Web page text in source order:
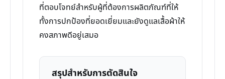
ที่ตอบโจทย์สำหรับผู้ที่ต้องการผลิตภัณฑ์ที่ให้
ทั้งการปกป้องที่ยอดเยี่ยมและยังดูแลเสื้อผ้าให้
คงสภาพดีอยู่เสมอ
สรุปสำหรับการตัดสินใจ